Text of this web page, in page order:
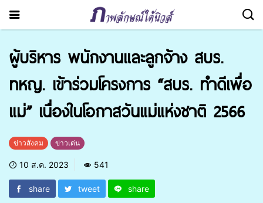
ผู้บริหาร พนักงานและลูกจ้าง สบร.
ทหญ. เข้าร่วมโครงการ “สบร. ทำดีเพื่อ
แม่” เนื่องในโอกาสวันแม่แห่งชาติ 2566
ข่าวสังคม ข่าวเด่น
10 ส.ค. 2023 541
share tweet share